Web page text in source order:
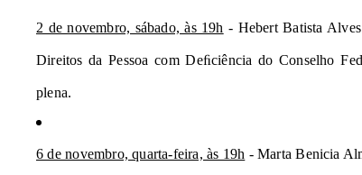
2 de novembro, sábado, às 19h - Hebert Batista
Direitos da Pessoa com Deﬁciência do Conselho
plena.
6 de novembro, quarta-feira, às 19h - Marta Benicia